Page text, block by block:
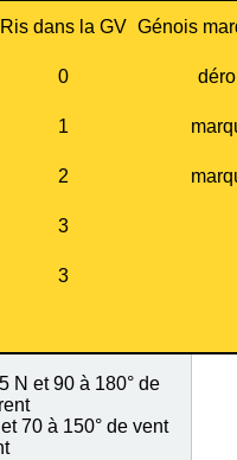
Ris dans la GV Génois
0
1
2
3
3
N et 90 à 180° de
70 à 150° de vent